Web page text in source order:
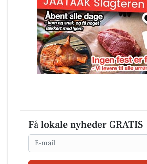
Få lokale nyheder GRATIS
Email